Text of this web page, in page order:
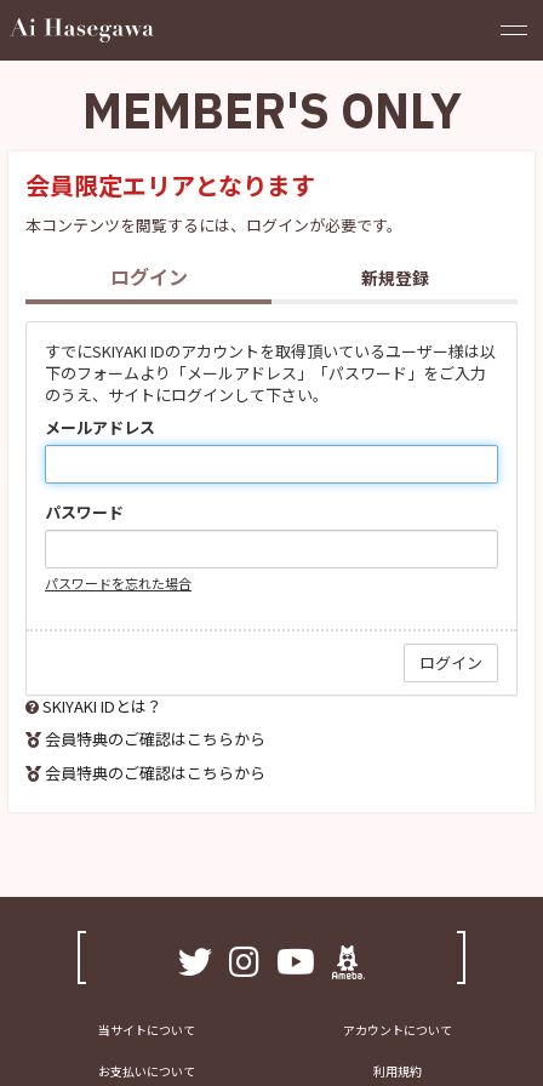
MEMBER'S ONLY
会員限定エリアとなります
本コンテンツを閲覧するには、ログインが必要です。
ログイン 新規登録
すでにSKIYAKI IDのアカウントを取得頂いているユーザー様は以
下のフォームより「メールアドレス」「パスワード」をご入力
のうえ、サイトにログインして下さい。
メールアドレス
パスワード
パスワードを忘れた場合
SKIYAKI IDとは？
会員特典のご確認はこちらから
会員特典のご確認はこちらから
当サイトについて アカウントについて
お支払いについて 利用規約